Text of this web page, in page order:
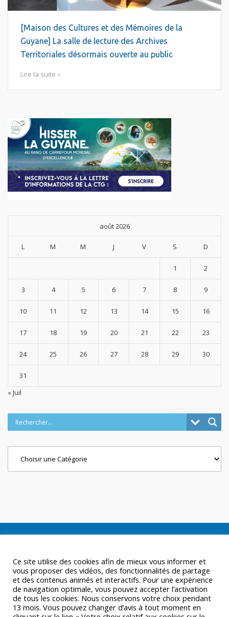
[Maison des Cultures et des Mémoires de la
Guyane] La salle de lecture des Archives
Territoriales désormais ouverte au public
Lire la suite
août 2026
L M M J V S D
1 2
3 4 5 6 7 8 9
10 11 12 13 14 15 16
17 18 19 20 21 22 23
24 25 26 27 28 29 30
31
« Juil
Ce site utilise des cookies afin de mieux vous informer et
vous proposer des vidéos, des fonctionnalités de partage
et des contenus animés et interactifs. Pour une expérience
de navigation optimale, vous pouvez accepter l’activation
de tous les cookies. Nous conservons votre choix pendant
13 mois. Vous pouvez changer d’avis à tout moment en